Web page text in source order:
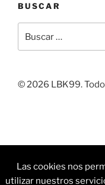
BUSCAR
por:
© 2026 LBK99.
Las cookies nos
utilizar nuestros